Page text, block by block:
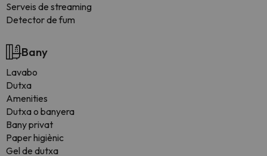
Serveis de streaming
Detector de fum
Bany
Lavabo
Dutxa
Amenities
Dutxa o banyera
Bany privat
Paper higiènic
Gel de dutxa